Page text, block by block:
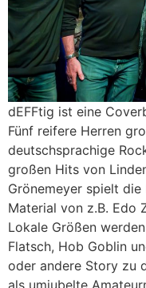
dEFFtig ist eine
Fünf reifere Herren
deutschsprachige
großen Hits von
Grönemeyer spielt
Material von z.B. Edo
Lokale Größen
Flatsch, Hob Goblin
oder andere Story zu
als umjubelte